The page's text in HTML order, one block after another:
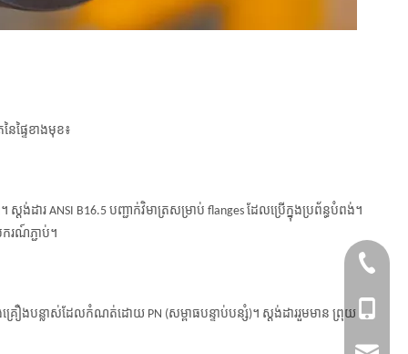
ៃផ្ទៃខាងមុខ៖
ង់ដារ ANSI B16.5 បញ្ជាក់វិមាត្រសម្រាប់ flanges ដែលប្រើក្នុងប្រព័ន្ធបំពង់។
ករណ៍ភ្ជាប់។
ងគ្រឿងបន្លាស់ដែលកំណត់ដោយ PN (សម្ពាធបន្ទាប់បន្សំ)។ ស្ដង់ដាររួមមាន ព្រុយ
+86-